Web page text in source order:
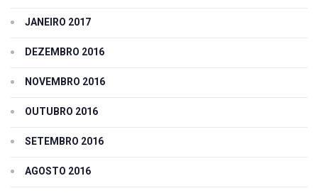
JANEIRO 2017
DEZEMBRO 2016
NOVEMBRO 2016
OUTUBRO 2016
SETEMBRO 2016
AGOSTO 2016